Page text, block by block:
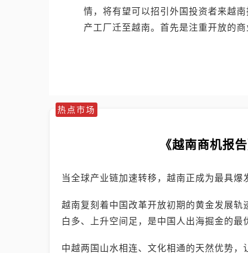
情，将有望可以招引外国投资者来越
产工厂迁至越南。首先是注重开放的
热点市场
《越南商机报
当全球产业链加速转移，越南正成为最具爆
越南复刻着中国改革开放初期的黄金发展轨
白多、上升空间足，是中国人出海掘金的最
中越两国山水相连、文化相通的天然优势，